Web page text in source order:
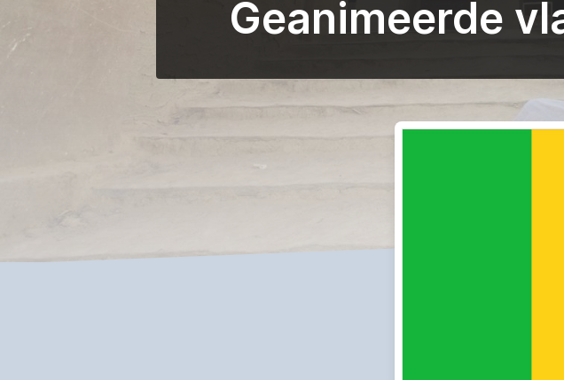
Geanimeerde